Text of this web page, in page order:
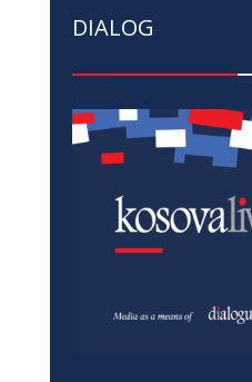
DIALOG